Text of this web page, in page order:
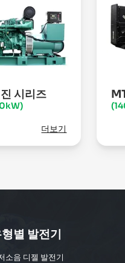
시리즈
더보기
별 발전기
소음 디젤 발전기